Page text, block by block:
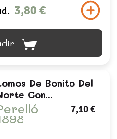
3,80 €
De Bonito Del
Con...
7,10 €